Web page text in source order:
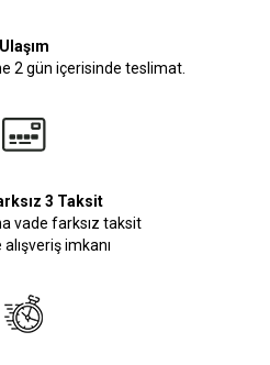
Ulaşım
2 gün içerisinde teslimat.
3 Taksit
vade farksız taksit
alışveriş imkanı